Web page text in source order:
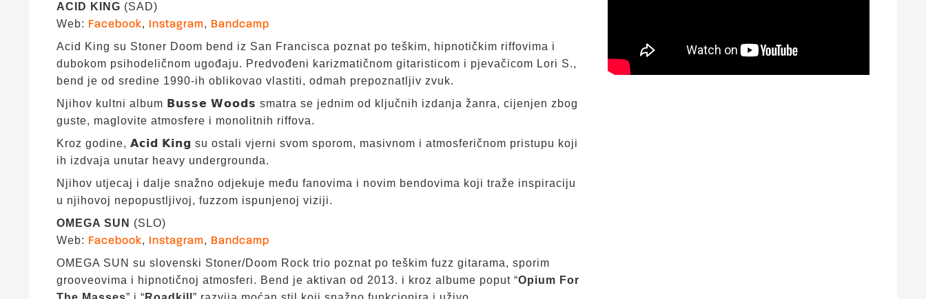
ACID KING (SAD)
Web: Facebook, Instagram, Bandcamp
Acid King su Stoner Doom bend iz San Francisca poznat po teškim, hipnotičkim riffovima i
dubokom psihodeličnom ugođaju. Predvođeni karizmatičnom gitaristicom i pjevačicom Lori S.,
bend je od sredine 1990-ih oblikovao vlastiti, odmah prepoznatljiv zvuk.
Njihov kultni album 𝗕𝘂𝘀𝘀𝗲 𝗪𝗼𝗼𝗱𝘀 smatra se jednim od ključnih izdanja žanra, cijenjen zbog
guste, maglovite atmosfere i monolitnih riffova.
Kroz godine, 𝗔𝗰𝗶𝗱 𝗞𝗶𝗻𝗴 su ostali vjerni svom sporom, masivnom i atmosferičnom pristupu koji
ih izdvaja unutar heavy undergrounda.
Njihov utjecaj i dalje snažno odjekuje među fanovima i novim bendovima koji traže inspiraciju
u njihovoj nepopustljivoj, fuzzom ispunjenoj viziji.
OMEGA SUN (SLO)
Web: Facebook, Instagram, Bandcamp
OMEGA SUN su slovenski Stoner/Doom Rock trio poznat po teškim fuzz gitarama, sporim
grooveovima i hipnotičnoj atmosferi. Bend je aktivan od 2013. i kroz albume poput “Opium For